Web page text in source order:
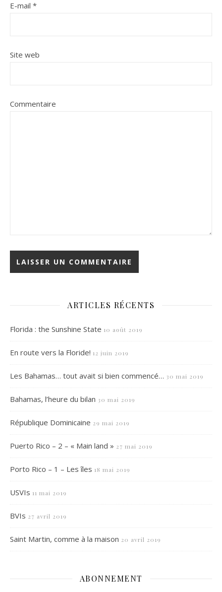
E-mail *
Site web
Commentaire
ARTICLES RÉCENTS
Florida : the Sunshine State 10 août 2019
En route vers la Floride! 12 juin 2019
Les Bahamas… tout avait si bien commencé… 30 mai 2019
Bahamas, l’heure du bilan 30 mai 2019
République Dominicaine 29 mai 2019
Puerto Rico – 2 – « Main land » 27 mai 2019
Porto Rico – 1 – Les îles 18 mai 2019
USVIs 11 mai 2019
BVIs 27 avril 2019
Saint Martin, comme à la maison 20 avril 2019
ABONNEMENT